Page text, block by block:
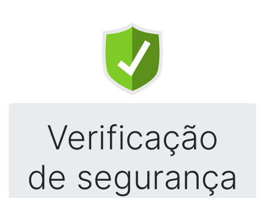
Verificação
de segurança